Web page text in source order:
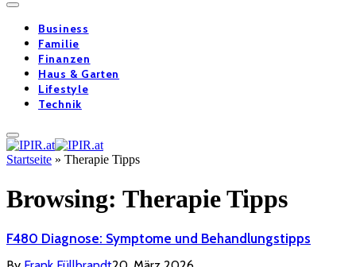
Business
Familie
Finanzen
Haus & Garten
Lifestyle
Technik
Startseite » Therapie Tipps
Browsing: Therapie Tipps
F480 Diagnose: Symptome und Behandlungstipps